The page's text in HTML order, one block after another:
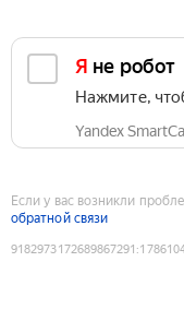
Я не робот
Нажмите,
Yandex
Если у вас возникли
обратной связи
9182973172689867291 :